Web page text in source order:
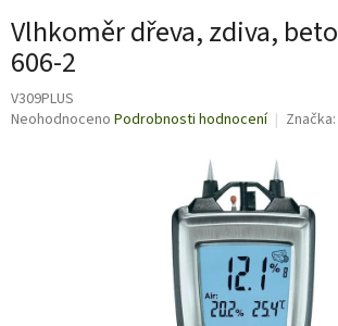
Vlhkoměr dřeva, zdiva,
606-2
V309PLUS
Průměrné
Neohodnoceno Podrobnosti hodnocení Značka: